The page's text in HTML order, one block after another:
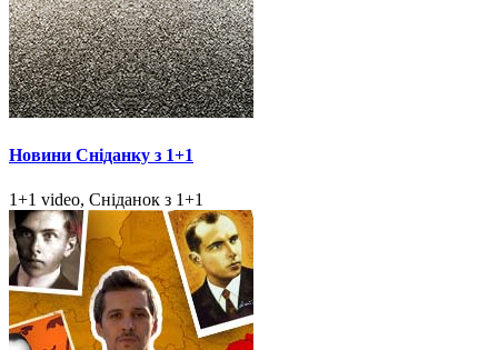
Новини Сніданку з 1+1
1+1 video, Сніданок з 1+1